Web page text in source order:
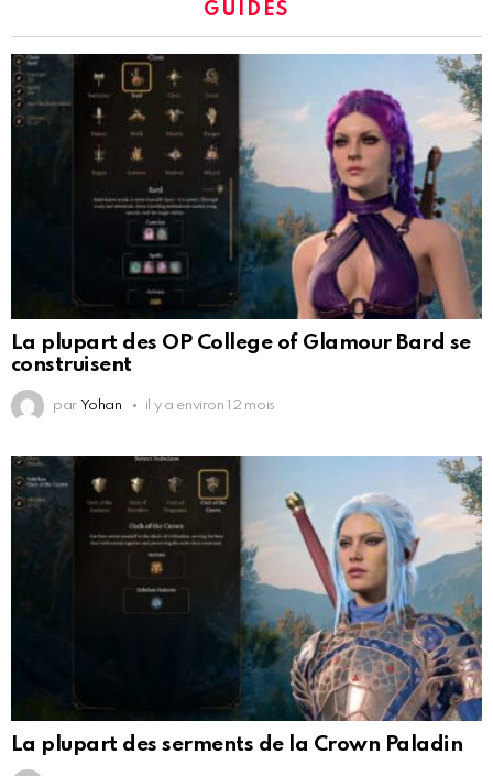
GUIDES
La plupart des OP College of Glamour Bard se
construisent
par Yohan il y a environ 12 mois
La plupart des serments de la Crown Paladin